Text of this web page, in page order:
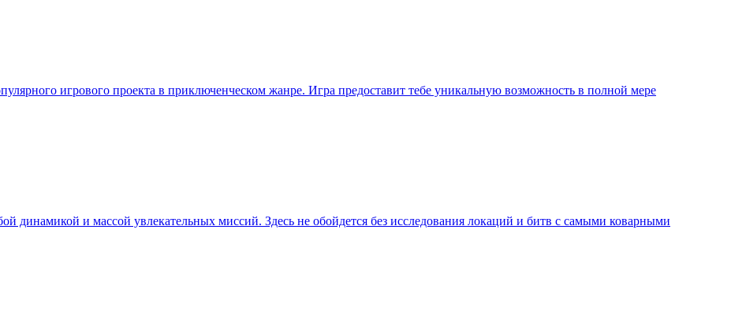
игрового проекта в приключенческом жанре. Игра предоставит тебе уникальную возможность в полной мере
динамикой и массой увлекательных миссий. Здесь не обойдется без исследования локаций и битв с самыми коварными